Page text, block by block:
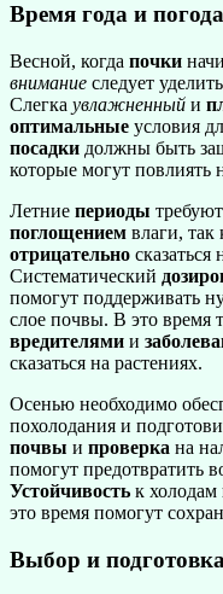
Время года и погода
Весной, когда почки
внимание следует уделить
Слегка увлажненный и
оптимальные условия
посадки должны быть
которые могут повлиять
Летние периоды
поглощением влаги, так
отрицательно сказаться
Систематический
помогут поддерживать
слое почвы. В это время
вредителями и
сказаться на растениях.
Осенью необходимо
похолодания и
почвы и проверка на
помогут предотвратить
Устойчивость к
это время помогут
Выбор и